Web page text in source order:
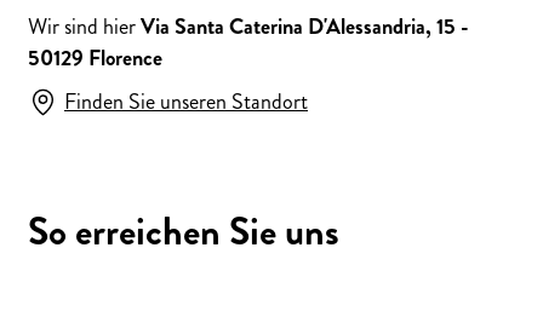
Wir sind hierVia Santa Caterina D'Alessandria, 15 -
50129 Florence
Finden Sie unseren Standort
So erreichen Sie uns